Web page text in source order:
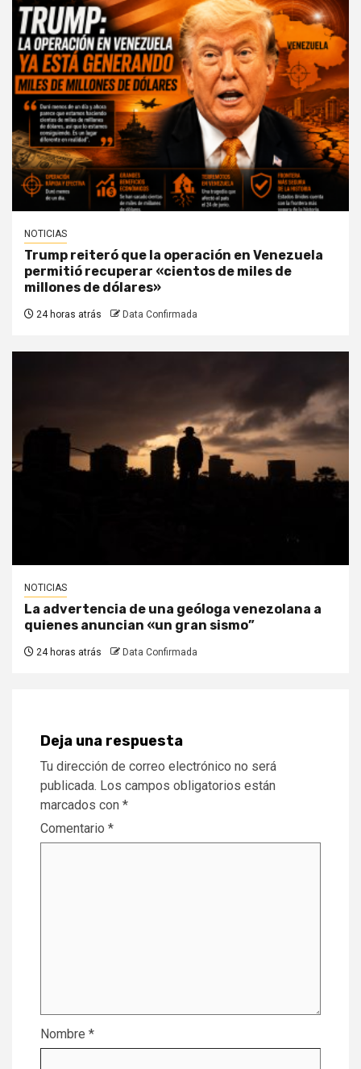
NOTICIAS
Trump reiteró que la operación en Venezuela
permitió recuperar «cientos de miles de
millones de dólares»
24 horas atrás Data Confirmada
NOTICIAS
La advertencia de una geóloga venezolana a
quienes anuncian «un gran sismo”
24 horas atrás Data Confirmada
Deja una respuesta
Tu dirección de correo electrónico no será
publicada. Los campos obligatorios están
marcados con *
Comentario *
Nombre *